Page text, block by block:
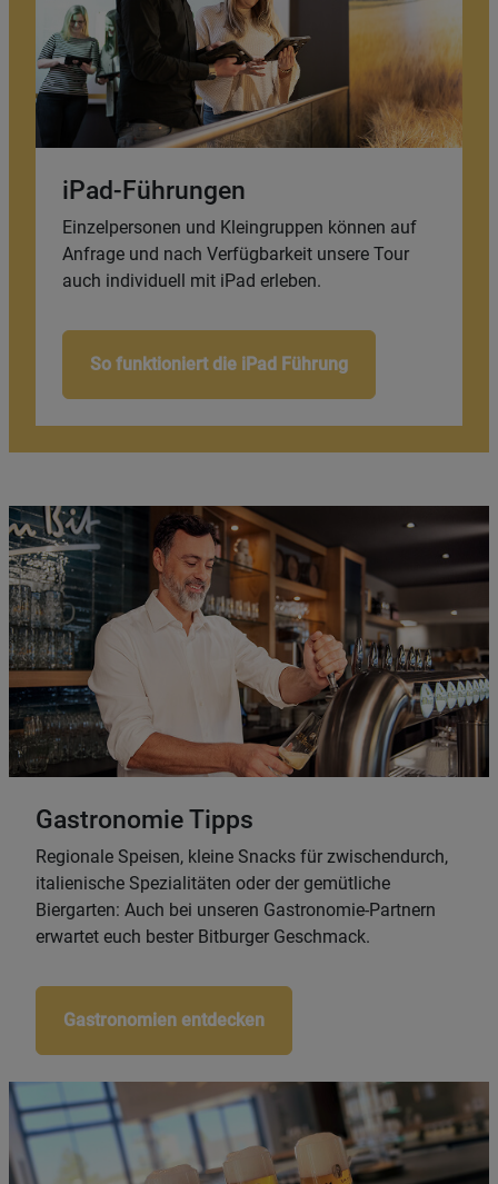
iPad-Führungen
Einzelpersonen und Kleingruppen können auf
Anfrage und nach Verfügbarkeit unsere Tour
auch individuell mit iPad erleben.
So funktioniert die iPad Führung
Gastronomie Tipps
Regionale Speisen, kleine Snacks für zwischendurch,
italienische Spezialitäten oder der gemütliche
Biergarten: Auch bei unseren Gastronomie-Partnern
erwartet euch bester Bitburger Geschmack.
Gastronomien entdecken